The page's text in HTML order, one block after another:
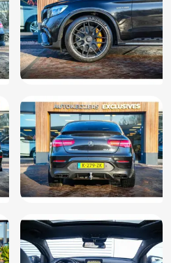
met sensorsturing
met geheugen